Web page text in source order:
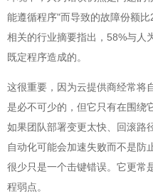
能遵循程序"而导致的故障份额
相关的行业摘要指出，58%与人
既定程序造成的。
这很重要，因为云提供商经常将
是必不可少的，但它只有在围绕
如果团队部署变更太快、回滚路
自动化可能会加速失败而不是防
很少只是一个击键错误。它更常
程弱点。